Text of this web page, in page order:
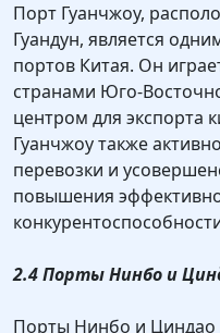
Порт Гуанчжоу,
Гуандун, является
портов Китая. Он
странами Юго-
центром для экспорта
Гуанчжоу также
перевозки и
повышения
2.4 Порты Нинбо и
Порты Нинбо и Циндао